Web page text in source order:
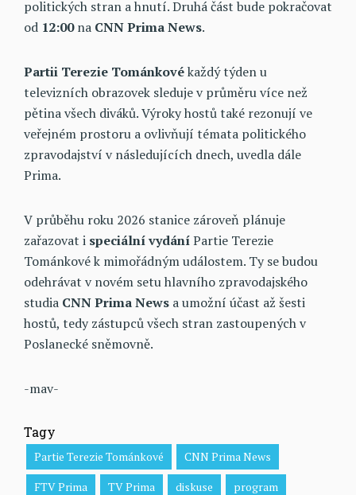
politických stran a hnutí. Druhá část bude pokračovat
od 12:00na CNN Prima News.
Partii Terezie Tománkovékaždý týden u
televizních obrazovek sleduje v průměru více než
pětina všech diváků. Výroky hostů také rezonují ve
veřejném prostoru a ovlivňují témata politického
zpravodajství v následujících dnech, uvedla dále
Prima.
V průběhu roku 2026 stanice zároveň plánuje
zařazovat i speciální vydáníPartie Terezie
Tománkové k mimořádným událostem. Ty se budou
odehrávat v novém setu hlavního zpravodajského
studia CNN Prima News a umožní účast až šesti
hostů, tedy zástupců všech stran zastoupených v
Poslanecké sněmovně.
-mav-
Tagy
Partie Terezie Tománkové
CNN Prima News
FTV Prima
TV Prima diskuse program